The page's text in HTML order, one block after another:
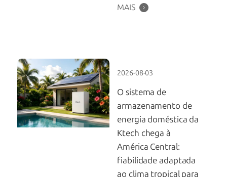
MAIS
2026-08-03
O sistema de
armazenamento de
energia doméstica da
Ktech chega à
América Central:
fiabilidade adaptada
ao clima tropical para